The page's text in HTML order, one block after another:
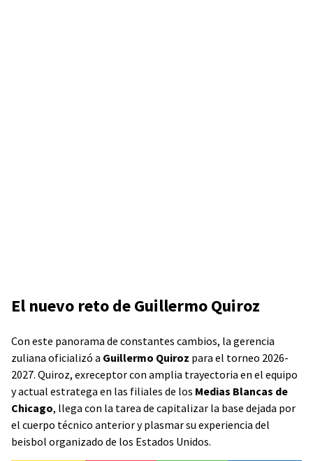
El nuevo reto de Guillermo Quiroz
Con este panorama de constantes cambios, la gerencia
zuliana oficializó a Guillermo Quiroz para el torneo 2026-
2027. Quiroz, exreceptor con amplia trayectoria en el equipo
y actual estratega en las filiales de los Medias Blancas de
Chicago, llega con la tarea de capitalizar la base dejada por
el cuerpo técnico anterior y plasmar su experiencia del
beisbol organizado de los Estados Unidos.